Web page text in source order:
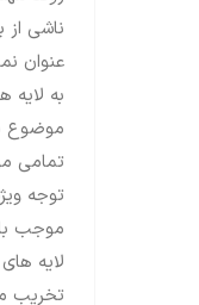
ناشی
عنوان
به لایه
موضوع
تمامی
توجه
موجب
لایه
تخریب